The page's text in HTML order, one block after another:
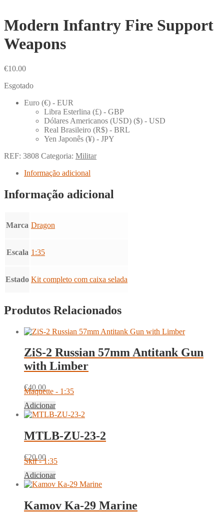
Modern Infantry Fire Support
Weapons
€10.00
Esgotado
Euro (€) - EUR
Libra Esterlina (£) - GBP
Dólares Americanos (USD) ($) - USD
Real Brasileiro (R$) - BRL
Yen Japonês (¥) - JPY
REF: 3808 Categoria: Militar
Informação adicional
Informação adicional
Marca Dragon
Escala 1:35
Estado Kit completo com caixa selada
Produtos Relacionados
ZiS-2 Russian 57mm Antitank Gun
with Limber
€40.00
Maquette - 1:35
Adicionar
MTLB-ZU-23-2
€20.00
Skif - 1:35
Adicionar
Kamov Ka-29 Marine